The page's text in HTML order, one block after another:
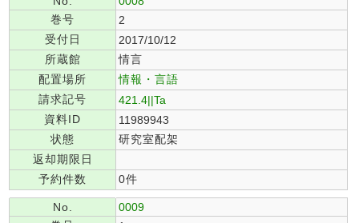
巻号
2
受付日
2017/10/12
所蔵館
情言
配置場所
情報・言語
請求記号
421.4||Ta
資料ID
11989943
状態
研究室配架
返却期限日
予約件数
0件
No.
0009